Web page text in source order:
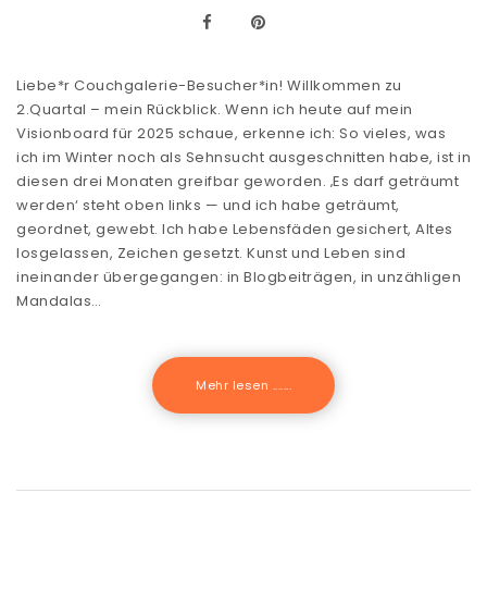
Liebe*r Couchgalerie-Besucher*in! Willkommen zu
2.Quartal – mein Rückblick. Wenn ich heute auf mein
Visionboard für 2025 schaue, erkenne ich: So vieles, was
ich im Winter noch als Sehnsucht ausgeschnitten habe, ist in
diesen drei Monaten greifbar geworden. ‚Es darf geträumt
werden‘ steht oben links — und ich habe geträumt,
geordnet, gewebt. Ich habe Lebensfäden gesichert, Altes
losgelassen, Zeichen gesetzt. Kunst und Leben sind
ineinander übergegangen: in Blogbeiträgen, in unzähligen
Mandalas…
Mehr lesen .......